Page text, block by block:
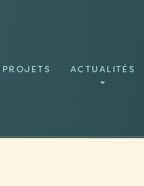
PROJETS ACTUALITÉS